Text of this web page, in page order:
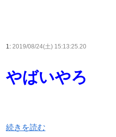
1: 2019/08/24(土) 15:13:25.20
やばいやろ
続きを読む